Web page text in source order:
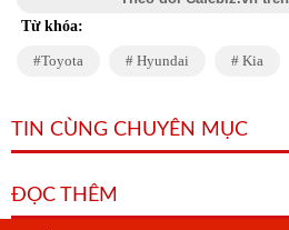
Từ khóa:
Toyota Hyundai Kia
TIN CÙNG CHUYÊN MỤC
ĐỌC THÊM